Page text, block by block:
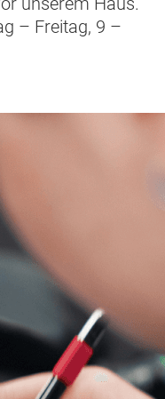
– Freitag, 9 –